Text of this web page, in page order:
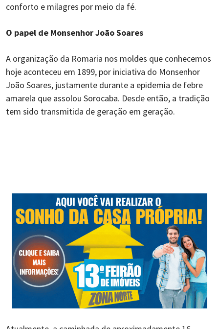
conforto e milagres por meio da fé.
O papel de Monsenhor João Soares
A organização da Romaria nos moldes que conhecemos
hoje aconteceu em 1899, por iniciativa do Monsenhor
João Soares, justamente durante a epidemia de febre
amarela que assolou Sorocaba. Desde então, a tradição
tem sido transmitida de geração em geração.